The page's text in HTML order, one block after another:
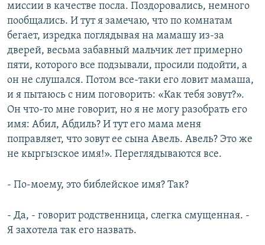
миссии в качестве посла. Поздоровались, немного
пообщались. И тут я замечаю, что по комнатам
бегает, изредка поглядывая на мамашу из-за
дверей, весьма забавный мальчик лет примерно
пяти, которого все подзывали, просили подойти, а
он не слушался. Потом все-таки его ловит мамаша,
и я пытаюсь с ним поговорить: «Как тебя зовут?».
Он что-то мне говорит, но я не могу разобрать его
имя: Абил, Абдиль? И тут его мама меня
поправляет, что зовут ее сына Авель. Авель? Это же
не кыргызское имя!». Переглядываются все.
- По-моему, это библейское имя? Так?
- Да, - говорит родственница, слегка смущенная. -
Я захотела так его назвать.